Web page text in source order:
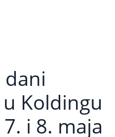
Koldingu
i 8. maja